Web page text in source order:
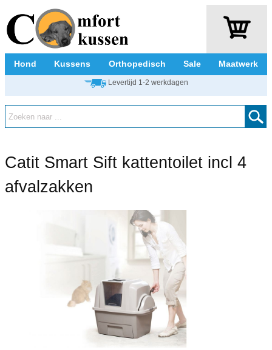
Hond Kussens Orthopedisch Sale Maatwerk
Levertijd 1-2 werkdagen
Catit Smart Sift kattentoilet incl 4
afvalzakken